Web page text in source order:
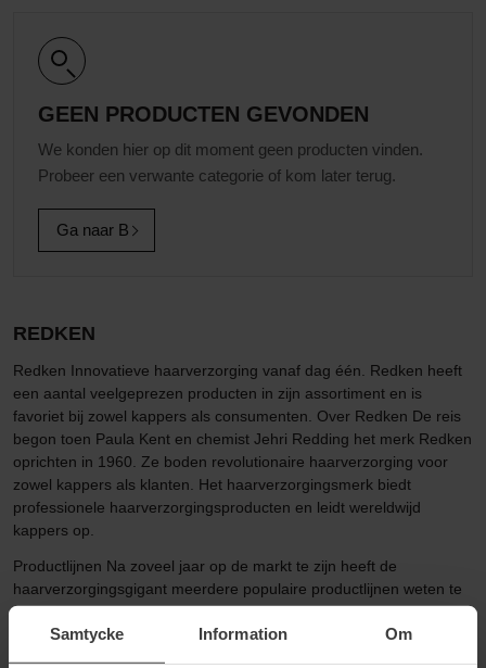
Samtycke Information Om
GEEN PRODUCTEN GEVONDEN
We konden hier op dit moment geen producten vinden.
Probeer een verwante categorie of kom later terug.
Ga naar B
REDKEN
Redken Innovatieve haarverzorging vanaf dag één. Redken heeft
een aantal veelgeprezen producten in zijn assortiment en is
favoriet bij zowel kappers als consumenten. Over Redken De reis
begon toen Paula Kent en chemist Jehri Redding het merk Redken
oprichten in 1960. Ze boden revolutionaire haarverzorging voor
zowel kappers als klanten. Het haarverzorgingsmerk biedt
professionele haarverzorgingsproducten en leidt wereldwijd
kappers op.
Productlijnen Na zoveel jaar op de markt te zijn heeft de
haarverzorgingsgigant meerdere populaire productlijnen weten te
produceren. We noemen er een paar hieronder. All Soft - Als je
Redken zegt dan heb je het ook meteen over hun grote favoriet All